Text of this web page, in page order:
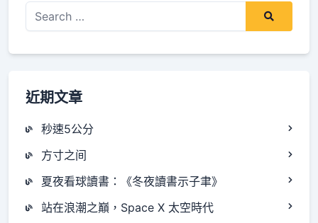
Search
for:
近期文章
秒速5公分
方寸之间
夏夜看球讀書：《冬夜讀書示子聿》
站在浪潮之巔，Space X 太空時代